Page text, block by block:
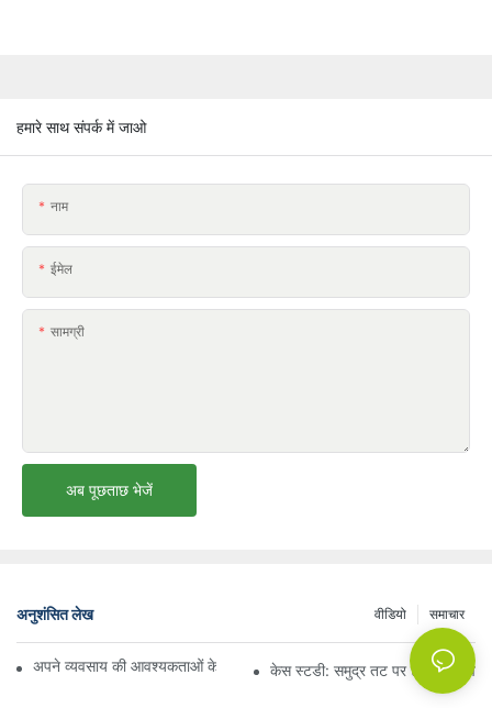
हमारे साथ संपर्क में जाओ
नाम
ईमेल
सामग्री
अब पूछताछ भेजें
अनुशंसित लेख समाचार
वीडियो
अपने व्यवसाय की आवश्यकताओं के लिए सही बीच अम्ब्रेला वितरक ढूँढना
केस स्टडी: समुद्र तट पर छाते बेचने